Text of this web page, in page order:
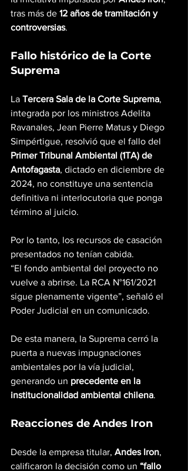
tras más de 12 años de tramitación y
controversias.
Fallo histórico de la Corte
Suprema
La Tercera Sala de la Corte Suprema,
integrada por los ministros Adelita
Ravanales, Jean Pierre Matus y Diego
Simpértigue, resolvió que el fallo del
Primer Tribunal Ambiental (1TA) de
Antofagasta, dictado en diciembre de
2024, no constituye una sentencia
definitiva ni interlocutoria que ponga
término al juicio.
Por lo tanto, los recursos de casación
presentados no tenían cabida.
“El fondo ambiental del proyecto no
vuelve a abrirse. La RCA N°161/2021
sigue plenamente vigente”, señaló el
Poder Judicial en un comunicado.
De esta manera, la Suprema cerró la
puerta a nuevas impugnaciones
ambientales por la vía judicial,
generando un precedente en la
institucionalidad ambiental chilena.
Reacciones de Andes Iron
Desde la empresa titular, Andes Iron,
calificaron la decisión como un “fallo